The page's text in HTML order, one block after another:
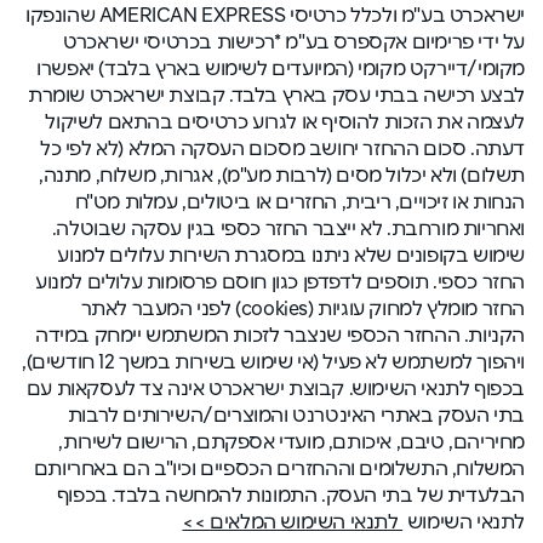
ישראכרט בע"מ ולכלל כרטיסי AMERICAN EXPRESS שהונפקו
על ידי פרימיום אקספרס בע"מ *רכישות בכרטיסי ישראכרט
מקומי/דיירקט מקומי (המיועדים לשימוש בארץ בלבד) יאפשרו
לבצע רכישה בבתי עסק בארץ בלבד. קבוצת ישראכרט שומרת
לעצמה את הזכות להוסיף או לגרוע כרטיסים בהתאם לשיקול
דעתה. סכום ההחזר יחושב מסכום העסקה המלא (לא לפי כל
תשלום) ולא יכלול מסים (לרבות מע"מ), אגרות, משלוח, מתנה,
הנחות או זיכויים, ריבית, החזרים או ביטולים, עמלות מט"ח
ואחריות מורחבת. לא ייצבר החזר כספי בגין עסקה שבוטלה.
שימוש בקופונים שלא ניתנו במסגרת השירות עלולים למנוע
החזר כספי. תוספים לדפדפן כגון חוסם פרסומות עלולים למנוע
החזר מומלץ למחוק עוגיות (cookies) לפני המעבר לאתר
הקניות. ההחזר הכספי שנצבר לזכות המשתמש יימחק במידה
ויהפוך למשתמש לא פעיל (אי שימוש בשירות במשך 12 חודשים),
בכפוף לתנאי השימוש. קבוצת ישראכרט אינה צד לעסקאות עם
בתי העסק באתרי האינטרנט והמוצרים/השירותים לרבות
מחיריהם, טיבם, איכותם, מועדי אספקתם, הרישום לשירות,
המשלוח, התשלומים וההחזרים הכספיים וכיו"ב הם באחריותם
הבלעדית של בתי העסק. התמונות להמחשה בלבד. בכפוף
לתנאי השימוש לתנאי השימוש המלאים >>